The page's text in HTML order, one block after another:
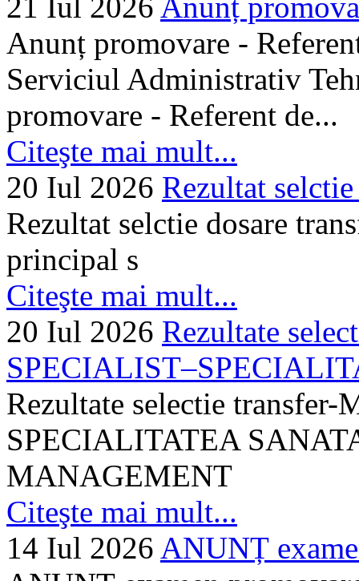
Anunț promovare -
Serviciul Administrativ
promovare - Referent de...
Citeşte mai mult...
20 Iul 2026 Rezultat
Rezultat selctie dosare
principal s
Citeşte mai mult...
20 Iul 2026 Rezultate
Rezultate selectie
SPECIALITATEA
MANAGEMENT
Citeşte mai mult...
14 Iul 2026 ANUNȚ